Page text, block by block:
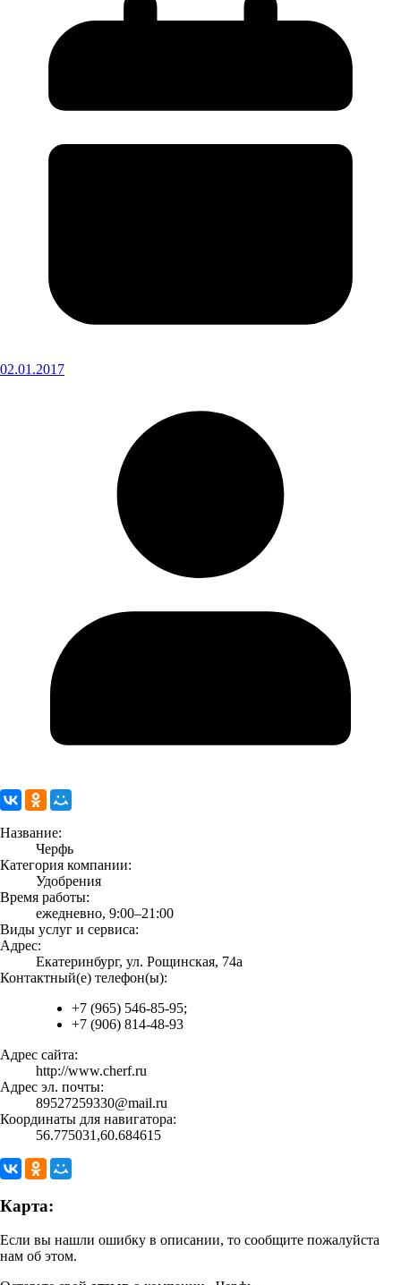
02.01.2017
Название:
Черфь
Категория компании:
Удобрения
Время работы:
ежедневно, 9:00–21:00
Виды услуг и сервиса:
Адрес:
Екатеринбург, ул. Рощинская, 74а
Контактный(е) телефон(ы):
+7 (965) 546-85-95;
+7 (906) 814-48-93
Адрес сайта:
http://www.cherf.ru
Адрес эл. почты:
89527259330@mail.ru
Координаты для навигатора:
56.775031,60.684615
Карта:
Если вы нашли ошибку в описании, то сообщите пожалуйста
нам об этом.